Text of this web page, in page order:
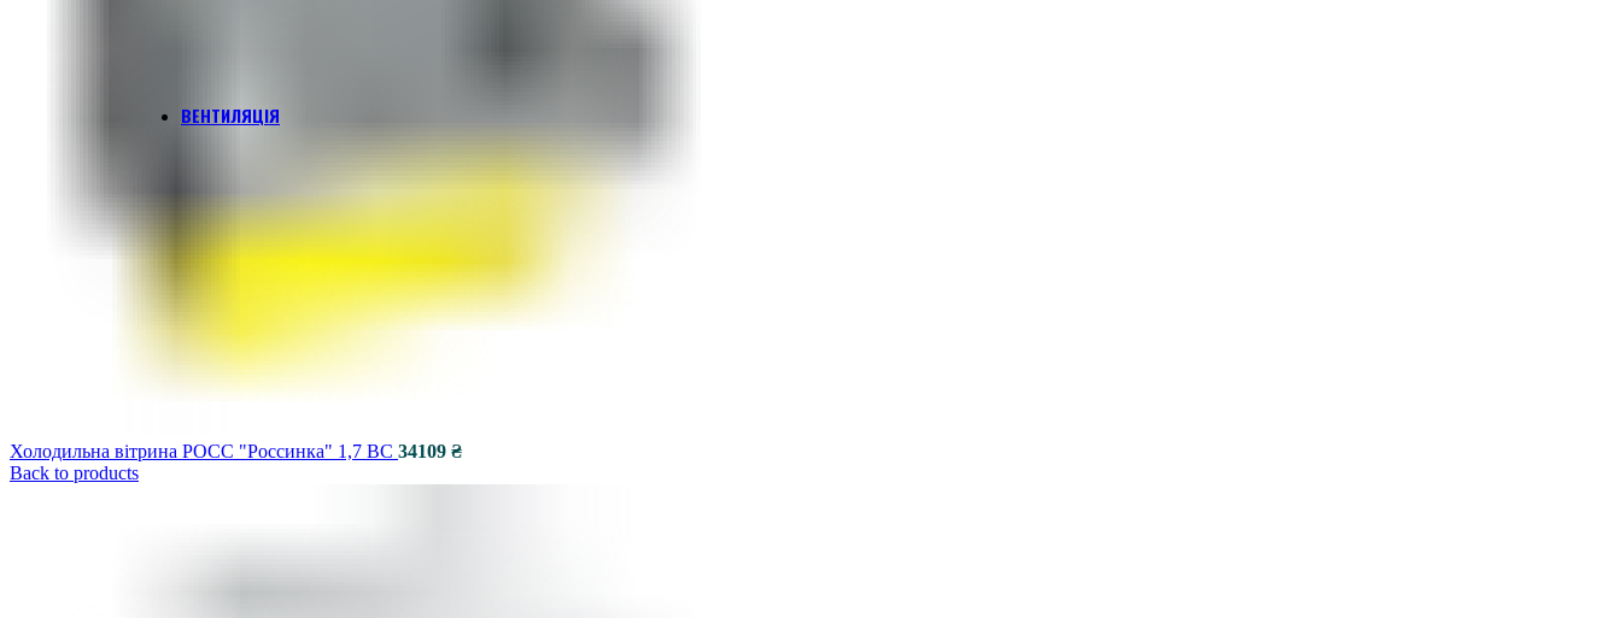
ВЕНТИЛЯЦІЯ
Енергозбережна вентиляція
Провітрювачі Blauberg
Холодильна вітрина РОСС "Россинка" 1,7 ВС
Back to products